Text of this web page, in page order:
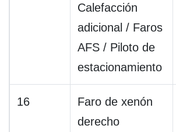
Calefacción
adicional / Faros
AFS / Piloto de
estacionamiento
16
Faro de xenón
derecho